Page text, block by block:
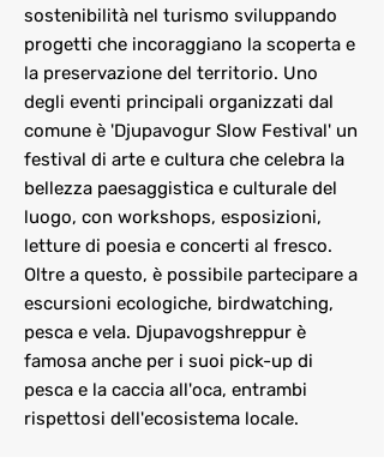
sostenibilità nel turismo sviluppando
progetti che incoraggiano la scoperta e
la preservazione del territorio. Uno
degli eventi principali organizzati dal
comune è 'Djupavogur Slow Festival' un
festival di arte e cultura che celebra la
bellezza paesaggistica e culturale del
luogo, con workshops, esposizioni,
letture di poesia e concerti al fresco.
Oltre a questo, è possibile partecipare a
escursioni ecologiche, birdwatching,
pesca e vela. Djupavogshreppur è
famosa anche per i suoi pick-up di
pesca e la caccia all'oca, entrambi
rispettosi dell'ecosistema locale.